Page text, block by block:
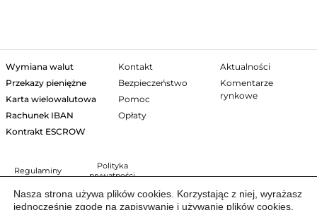
Wymiana walut
Przekazy pieniężne
Karta wielowalutowa
Rachunek IBAN
Kontrakt ESCROW
Kontakt
Bezpieczeństwo
Pomoc
Opłaty
Aktualności
Komentarze
rynkowe
Regulaminy
Polityka
prywatności
Nasza strona używa plików cookies. Korzystając z niej, wyrażasz
jednocześnie zgodę na zapisywanie i używanie plików cookies.